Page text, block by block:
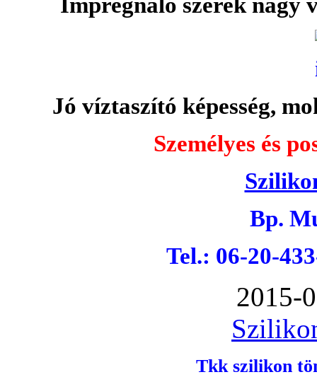
Jó víztaszító képesség,
Személyes és
Bp.
Tel.: 06-20-
2015-
Tkk szilikon